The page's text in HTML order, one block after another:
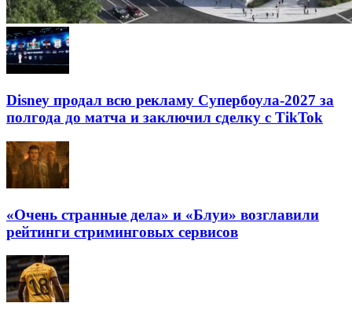
Disney продал всю рекламу Супербоула-2027 за
полгода до матча и заключил сделку с TikTok
«Очень странные дела» и «Блуи» возглавили
рейтинги стриминговых сервисов